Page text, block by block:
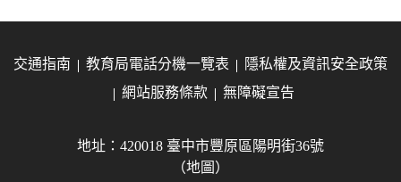
交通指南 教育局電話分機一覽表
隱私權及資訊安全政策
網站服務條款
無障礙宣告
地址：420018 臺中市豐原區陽明街36號
（地圖）